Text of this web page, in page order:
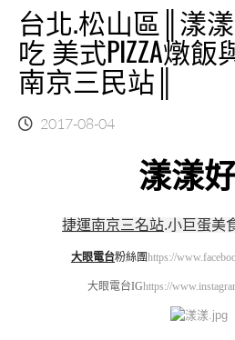
台北.松山區║漾
吃 美式PIZZA燉飯
南京三民站║
2017-08-04
漾漾
捷運南京三名站.小巨蛋美
大眼電台粉絲團https://
大眼電台IGhttps://